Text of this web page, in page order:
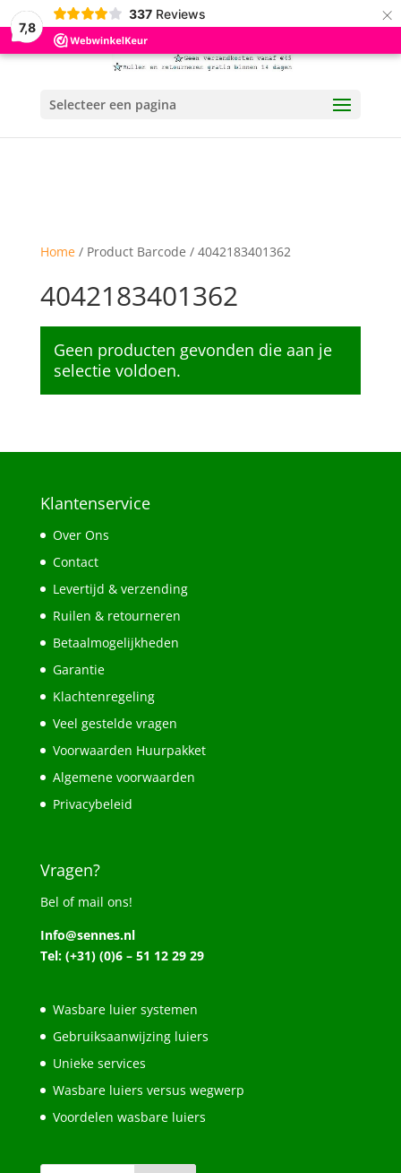
7,8
337 Reviews ×
Selecteer een pagina
Home/ Product Barcode / 4042183401362
4042183401362
Geen producten gevonden die aan je
selectie voldoen.
Klantenservice
Over Ons
Contact
Levertijd & verzending
Ruilen & retourneren
Betaalmogelijkheden
Garantie
Klachtenregeling
Veel gestelde vragen
Voorwaarden Huurpakket
Algemene voorwaarden
Privacybeleid
Vragen?
Bel of mail ons!
Info@sennes.nl
Tel: (+31) (0)6 – 51 12 29 29
Wasbare luier systemen
Gebruiksaanwijzing luiers
Unieke services
Wasbare luiers versus wegwerp
Voordelen wasbare luiers